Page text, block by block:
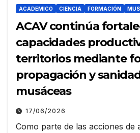
ACADEMICO CIENCIA FORMACIÓN
ACAV continúa
capacidades
territorios mediante
propagación y
musáceas
17/06/2026
Como parte de las acciones de